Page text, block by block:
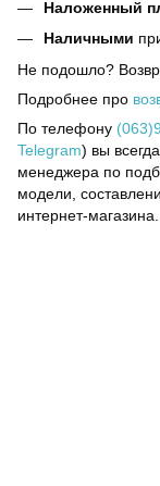
Наложенный
Наличными
Не подошло?
Подробнее про
По телефону
Telegram) вы
менеджера по
модели,
интернет-магазина.